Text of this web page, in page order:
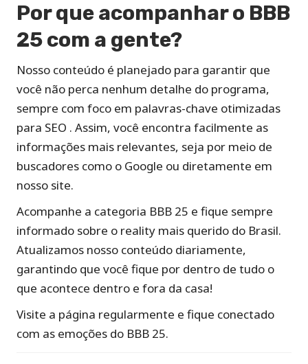
Por que acompanhar o BBB
25 com a gente?
Nosso conteúdo é planejado para garantir que
você não perca nenhum detalhe do programa,
sempre com foco em palavras-chave otimizadas
para SEO . Assim, você encontra facilmente as
informações mais relevantes, seja por meio de
buscadores como o Google ou diretamente em
nosso site.
Acompanhe a categoria BBB 25 e fique sempre
informado sobre o reality mais querido do Brasil.
Atualizamos nosso conteúdo diariamente,
garantindo que você fique por dentro de tudo o
que acontece dentro e fora da casa!
Visite a página regularmente e fique conectado
com as emoções do BBB 25.